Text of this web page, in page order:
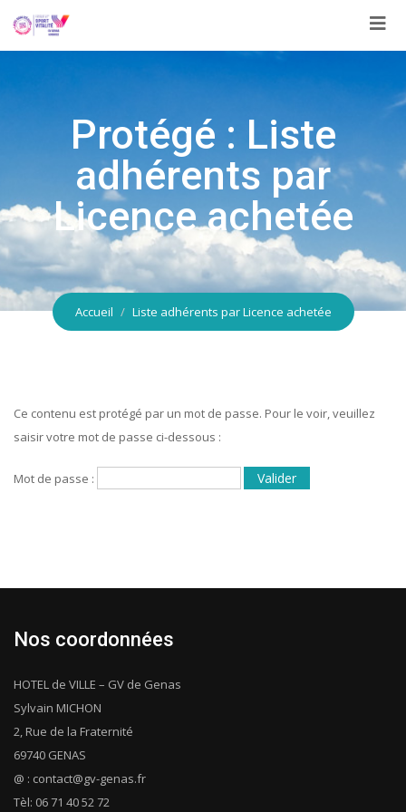
Protégé : Liste
adhérents par
Licence achetée
Accueil Liste adhérents par Licence achetée
Ce contenu est protégé par un mot de passe. Pour le voir, veuillez
saisir votre mot de passe ci-dessous :
Mot de passe :
Nos coordonnées
HOTEL de VILLE – GV de Genas
Sylvain MICHON
2, Rue de la Fraternité
69740 GENAS
@ : contact@gv-genas.fr
Tèl: 06 71 40 52 72